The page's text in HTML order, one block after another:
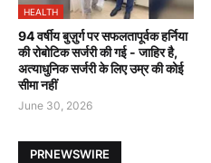
HEALTH
94 वर्षीय बुज़ुर्ग पर सफलतापूर्वक हर्निया
की रोबोटिक सर्जरी की गई - जाहिर है,
अत्याधुनिक सर्जरी के लिए उम्र की कोई
सीमा नहीं
June 30, 2026
PRNEWSWIRE